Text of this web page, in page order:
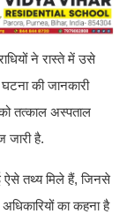
ने रास्ते में उसे
की जानकारी
तत्काल अस्पताल
जारी है.
ऐसे तथ्य मिले हैं, जिनसे
का कहना है